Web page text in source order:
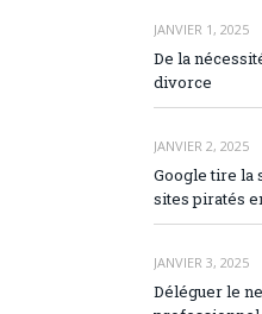
JANVIER 1, 2025
De la
divorce
JANVIER 2, 2025
Google tire la
sites piratés
JANVIER 3, 2025
Déléguer le